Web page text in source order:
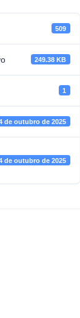
509
249.38 KB
1
de outubro de 2025
de outubro de 2025